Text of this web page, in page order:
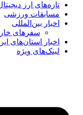
تازه‌های ارز
مسابقات ورزشی
اخبار بین‌المللی
سفرهای
اخبار استان‌های
لینک‌های ویژه